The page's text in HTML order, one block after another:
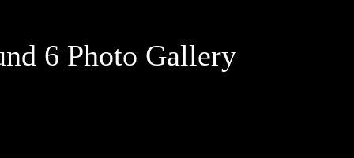
6 Photo Gallery